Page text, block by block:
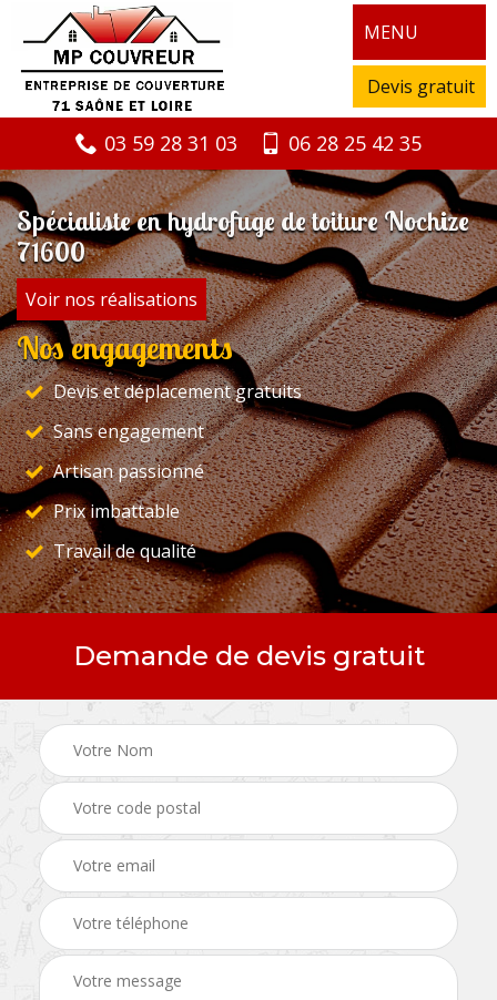
MENU
Devis gratuit
03 59 28 31 03 06 28 25 42 35
Spécialiste en hydrofuge de toiture Nochize
71600
Voir nos réalisations
Nos engagements
Devis et déplacement gratuits
Sans engagement
Artisan passionné
Prix imbattable
Travail de qualité
Demande de devis gratuit